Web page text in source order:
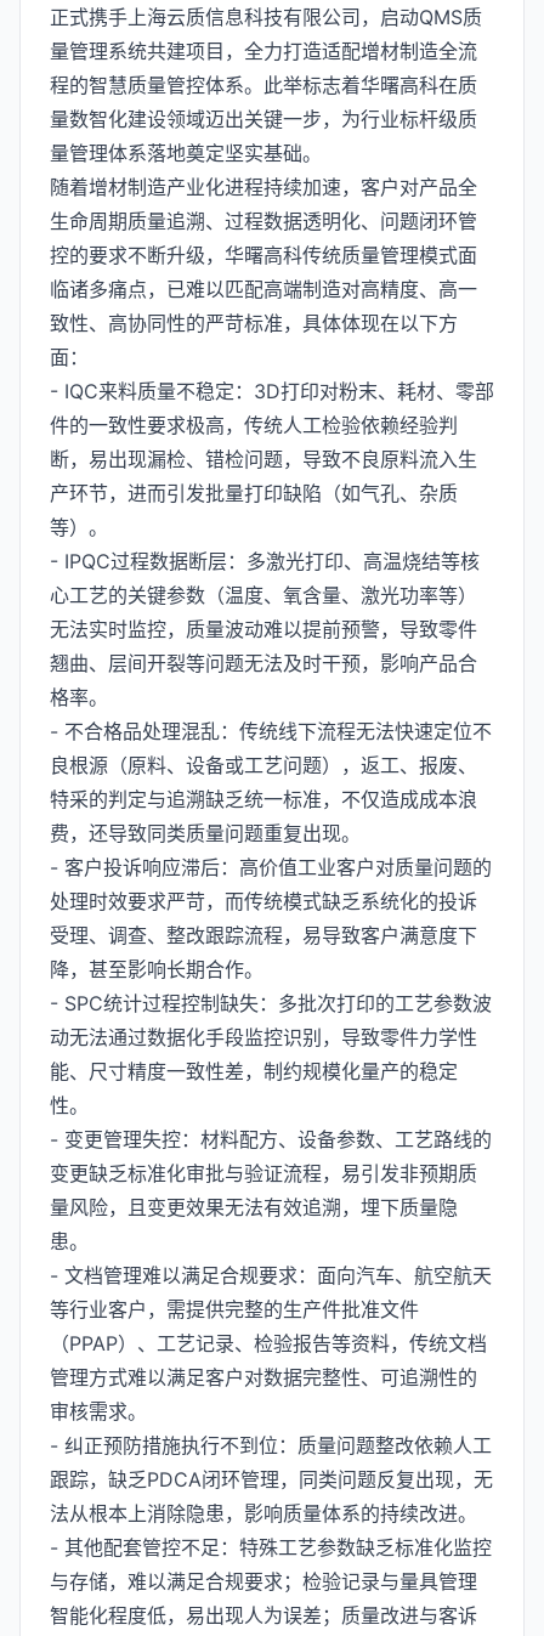
正式携手上海云质信息科技有限公司，启动QMS质
量管理系统共建项目，全力打造适配增材制造全流
程的智慧质量管控体系。此举标志着华曙高科在质
量数智化建设领域迈出关键一步，为行业标杆级质
量管理体系落地奠定坚实基础。
随着增材制造产业化进程持续加速，客户对产品全
生命周期质量追溯、过程数据透明化、问题闭环管
控的要求不断升级，华曙高科传统质量管理模式面
临诸多痛点，已难以匹配高端制造对高精度、高一
致性、高协同性的严苛标准，具体体现在以下方
面：
- IQC来料质量不稳定：3D打印对粉末、耗材、零部
件的一致性要求极高，传统人工检验依赖经验判
断，易出现漏检、错检问题，导致不良原料流入生
产环节，进而引发批量打印缺陷（如气孔、杂质
等）。
- IPQC过程数据断层：多激光打印、高温烧结等核
心工艺的关键参数（温度、氧含量、激光功率等）
无法实时监控，质量波动难以提前预警，导致零件
翘曲、层间开裂等问题无法及时干预，影响产品合
格率。
- 不合格品处理混乱：传统线下流程无法快速定位不
良根源（原料、设备或工艺问题），返工、报废、
特采的判定与追溯缺乏统一标准，不仅造成成本浪
费，还导致同类质量问题重复出现。
- 客户投诉响应滞后：高价值工业客户对质量问题的
处理时效要求严苛，而传统模式缺乏系统化的投诉
受理、调查、整改跟踪流程，易导致客户满意度下
降，甚至影响长期合作。
- SPC统计过程控制缺失：多批次打印的工艺参数波
动无法通过数据化手段监控识别，导致零件力学性
能、尺寸精度一致性差，制约规模化量产的稳定
性。
- 变更管理失控：材料配方、设备参数、工艺路线的
变更缺乏标准化审批与验证流程，易引发非预期质
量风险，且变更效果无法有效追溯，埋下质量隐
患。
- 文档管理难以满足合规要求：面向汽车、航空航天
等行业客户，需提供完整的生产件批准文件
（PPAP）、工艺记录、检验报告等资料，传统文档
管理方式难以满足客户对数据完整性、可追溯性的
审核需求。
- 纠正预防措施执行不到位：质量问题整改依赖人工
跟踪，缺乏PDCA闭环管理，同类问题反复出现，无
法从根本上消除隐患，影响质量体系的持续改进。
- 其他配套管控不足：特殊工艺参数缺乏标准化监控
与存储，难以满足合规要求；检验记录与量具管理
智能化程度低，易出现人为误差；质量改进与客诉